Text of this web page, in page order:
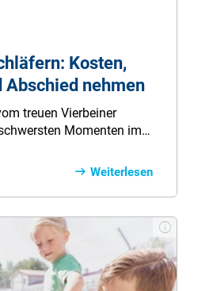
Kosten,
Abschied nehmen
treuen Vierbeiner
Momenten im
bleibt nur der
das Einschläfern eines
sein kann und wie der
wie möglich gestaltet
Weiterlesen